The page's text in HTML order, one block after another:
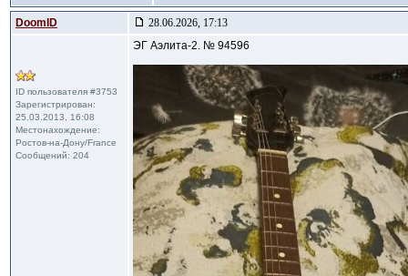
DoomID 28.06.2026, 17:13
ID пользователя #3753
Зарегистрирован:
25.03.2013, 16:08
Местонахождение:
Ростов-на-Дону/France
Сообщений: 204
ЭГ Аэлита-2. № 94596